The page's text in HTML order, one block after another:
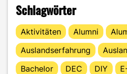
Schlagwörter
Aktivitäten Alumni
Auslandserfahrung
Bachelor
DEC DIY